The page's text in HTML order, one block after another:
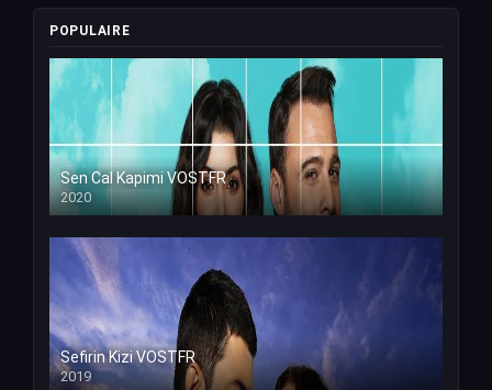
POPULAIRE
Sen Cal Kapimi VOSTFR
2020
Sefirin Kizi VOSTFR
2019